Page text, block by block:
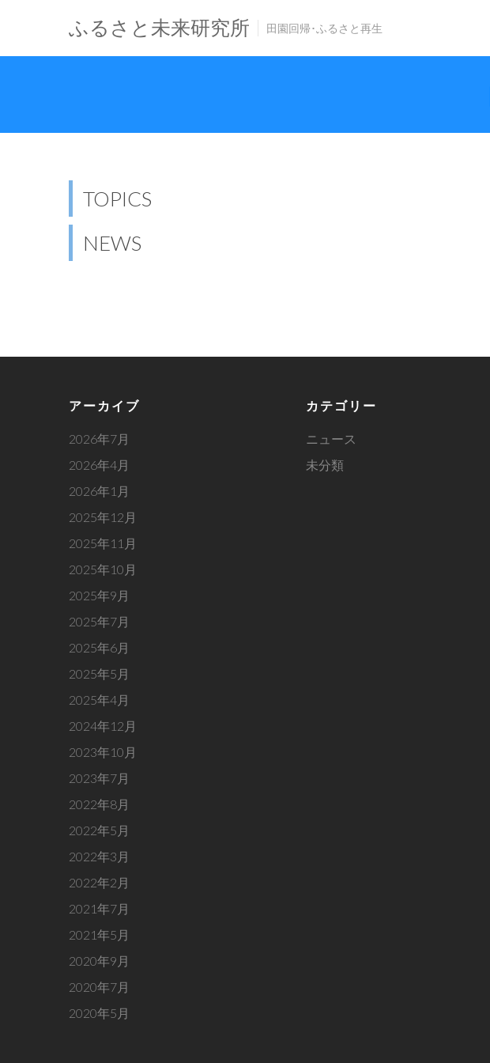
ふるさと未来研究所 田園回帰･ふるさと再生
TOPICS
NEWS
アーカイブ
2026年7月
2026年4月
2026年1月
2025年12月
2025年11月
2025年10月
2025年9月
2025年7月
2025年6月
2025年5月
2025年4月
2024年12月
2023年10月
2023年7月
2022年8月
2022年5月
2022年3月
2022年2月
2021年7月
2021年5月
2020年9月
2020年7月
2020年5月
カテゴリー
ニュース
未分類